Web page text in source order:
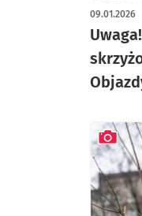
09.01.2026
artykuł z